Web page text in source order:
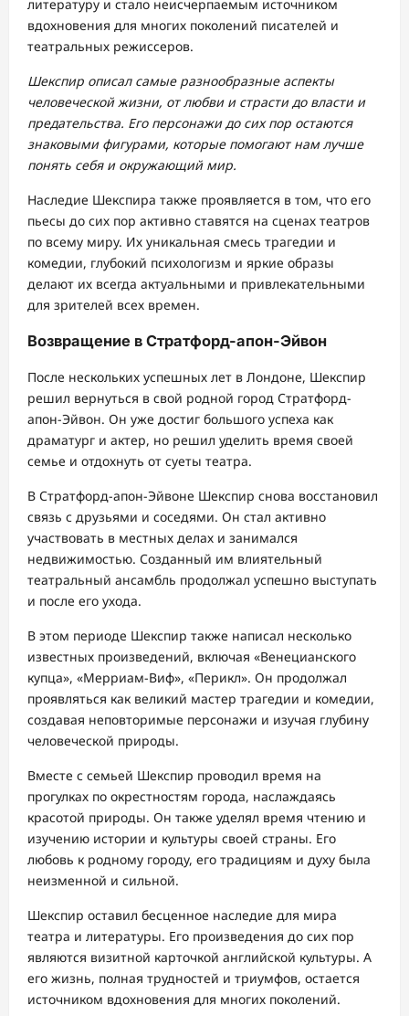
литературу и стало неисчерпаемым источником
вдохновения для многих поколений писателей и
театральных режиссеров.
Шекспир описал самые разнообразные аспекты
человеческой жизни, от любви и страсти до власти и
предательства. Его персонажи до сих пор остаются
знаковыми фигурами, которые помогают нам лучше
понять себя и окружающий мир.
Наследие Шекспира также проявляется в том, что его
пьесы до сих пор активно ставятся на сценах театров
по всему миру. Их уникальная смесь трагедии и
комедии, глубокий психологизм и яркие образы
делают их всегда актуальными и привлекательными
для зрителей всех времен.
Возвращение в Стратфорд-апон-Эйвон
После нескольких успешных лет в Лондоне, Шекспир
решил вернуться в свой родной город Стратфорд-
апон-Эйвон. Он уже достиг большого успеха как
драматург и актер, но решил уделить время своей
семье и отдохнуть от суеты театра.
В Стратфорд-апон-Эйвоне Шекспир снова восстановил
связь с друзьями и соседями. Он стал активно
участвовать в местных делах и занимался
недвижимостью. Созданный им влиятельный
театральный ансамбль продолжал успешно выступать
и после его ухода.
В этом периоде Шекспир также написал несколько
известных произведений, включая «Венецианского
купца», «Мерриам-Виф», «Перикл». Он продолжал
проявляться как великий мастер трагедии и комедии,
создавая неповторимые персонажи и изучая глубину
человеческой природы.
Вместе с семьей Шекспир проводил время на
прогулках по окрестностям города, наслаждаясь
красотой природы. Он также уделял время чтению и
изучению истории и культуры своей страны. Его
любовь к родному городу, его традициям и духу была
неизменной и сильной.
Шекспир оставил бесценное наследие для мира
театра и литературы. Его произведения до сих пор
являются визитной карточкой английской культуры. А
его жизнь, полная трудностей и триумфов, остается
источником вдохновения для многих поколений.